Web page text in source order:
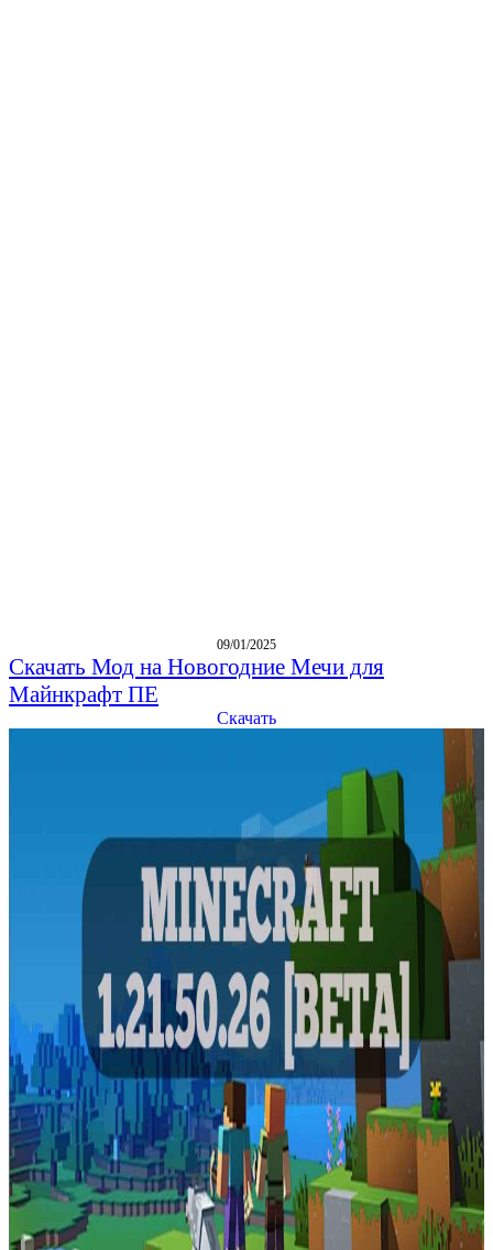
Скачать Мод на Новогодние Мечи для
Майнкрафт ПЕ
09/01/2025
Скачать